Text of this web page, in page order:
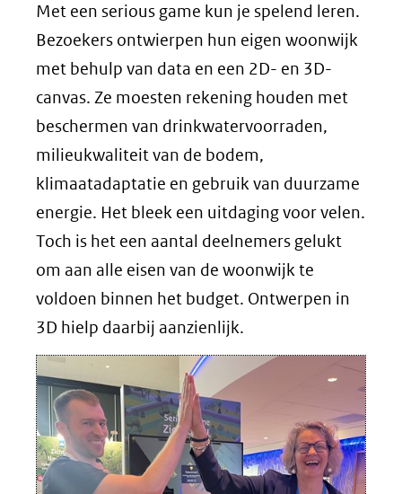
Met een serious game kun je spelend leren.
Bezoekers ontwierpen hun eigen woonwijk
met behulp van data en een 2D- en 3D-
canvas. Ze moesten rekening houden met
beschermen van drinkwatervoorraden,
milieukwaliteit van de bodem,
klimaatadaptatie en gebruik van duurzame
energie. Het bleek een uitdaging voor velen.
Toch is het een aantal deelnemers gelukt
om aan alle eisen van de woonwijk te
voldoen binnen het budget. Ontwerpen in
3D hielp daarbij aanzienlijk.